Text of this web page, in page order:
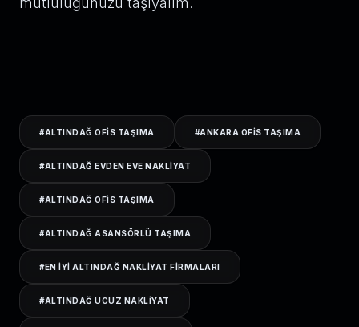
#ALTINDAĞ OFIS TAŞIMA #ANKARA OFIS TAŞIMA
#ALTINDAĞ EVDEN EVE NAKLIYAT
#ALTINDAĞ OFIS TAŞIMA
#ALTINDAĞ ASANSÖRLÜ TAŞIMA
#EN IYI ALTINDAĞ NAKLIYAT FIRMALARI
#ALTINDAĞ UCUZ NAKLIYAT